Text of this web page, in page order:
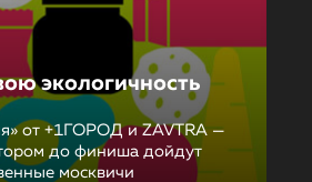
экологичность
от +1ГОРОД и ZAVTRA —
до финиша дойдут
москвичи